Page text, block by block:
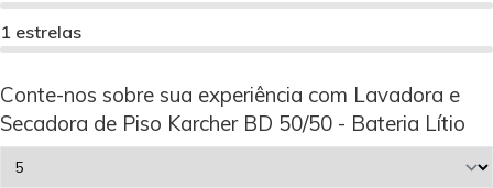
1 estrelas
Conte-nos sobre sua experiência com Lavadora e
Secadora de Piso Karcher BD 50/50 - Bateria Lítio